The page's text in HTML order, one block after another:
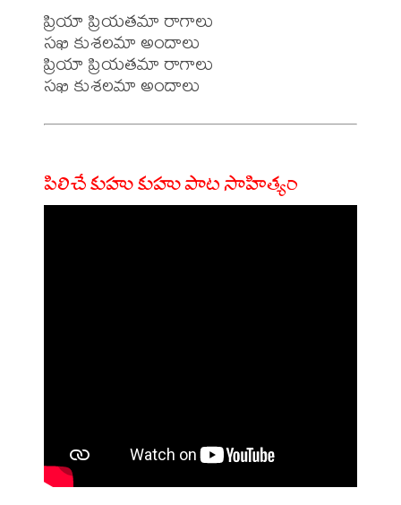
ప్రియా ప్రియతమా రాగాలు
సఖి కుశలమా అందాలు
ప్రియా ప్రియతమా రాగాలు
పిలిచే కుహు కుహు పాట సాహిత్యం